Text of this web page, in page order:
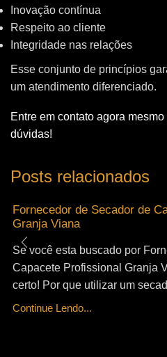
Inovação contínua
Respeito ao cliente
Integridade nas relações
Esse conjunto de princípios
um atendimento diferenciado.
Entre em contato agora
dúvidas!
Posts relacionados
Fornecedor de Secador de
Granja Viana
Se você esta buscado por
Capacete Profissional Granja
certo! Por que utilizar um
Continue Lendo...